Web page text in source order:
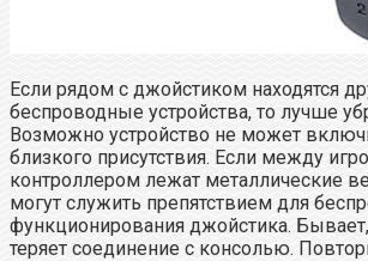
Если рядом с джойстиком находятся
беспроводные устройства, то лучше
Возможно устройство не может
близкого присутствия. Если между
контроллером лежат металлические
могут служить препятствием для
функционирования джойстика.
теряет соединение с консолью.